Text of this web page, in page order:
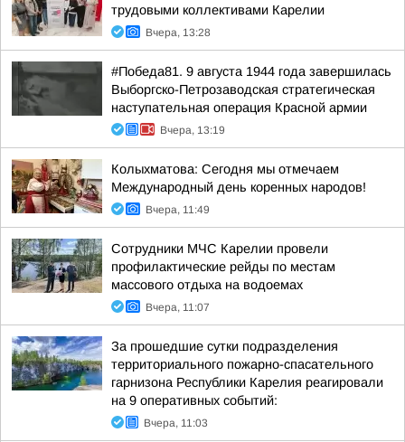
трудовыми коллективами Карелии
Вчера, 13:28
#Победа81. 9 августа 1944 года завершилась
Выборгско-Петрозаводская стратегическая
наступательная операция Красной армии
Вчера, 13:19
Колыхматова: Сегодня мы отмечаем
Международный день коренных народов!
Вчера, 11:49
Сотрудники МЧС Карелии провели
профилактические рейды по местам
массового отдыха на водоемах
Вчера, 11:07
За прошедшие сутки подразделения
территориального пожарно-спасательного
гарнизона Республики Карелия реагировали
на 9 оперативных событий:
Вчера, 11:03